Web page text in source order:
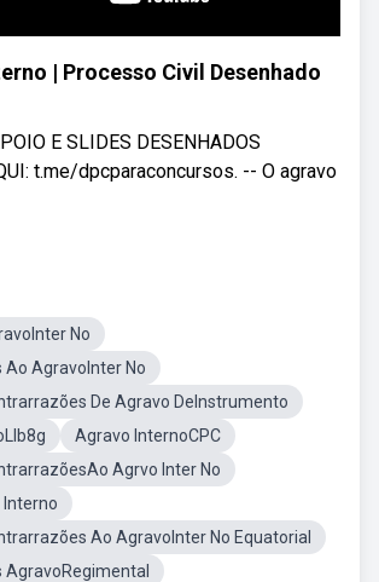
| Processo Civil Desenhado
E SLIDES DESENHADOS
t.me/dpcparaconcursos. -- O agravo
No
AgravoInter No
De Agravo DeInstrumento
Agravo InternoCPC
Agrvo Inter No
Ao AgravoInter No Equatorial